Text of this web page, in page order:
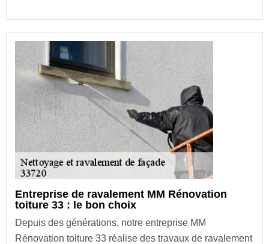
Entreprise de ravalement MM Rénovation
toiture 33 : le bon choix
Depuis des générations, notre entreprise MM
Rénovation toiture 33 réalise des travaux de ravalement